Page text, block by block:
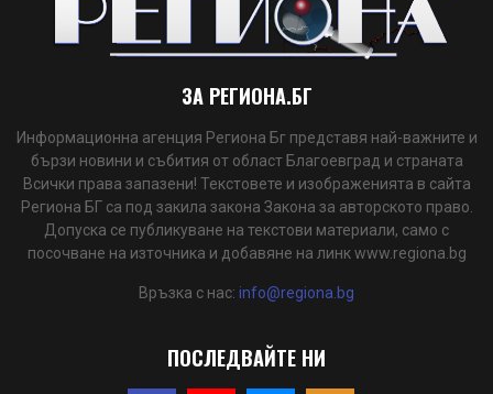
ЗА РЕГИОНА.БГ
Информационна агенция Региона Бг представя най-важните и
бързи новини и събития от област Благоевград и страната
Всички права запазени! Текстовете и изображенията в сайта
Региона БГ са под закила закона Закона за авторското право.
Допуска се публикуване на текстови материали, само с
посочване на източника и добавяне на линк www.regiona.bg
Връзка с нас: info@regiona.bg
ПОСЛЕДВАЙТЕ НИ